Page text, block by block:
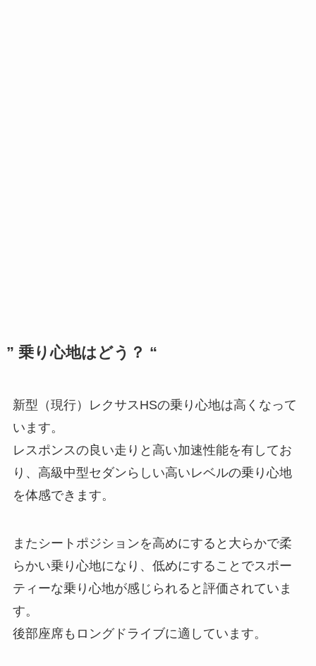
” 乗り心地はどう？ “
新型（現行）レクサスHSの乗り心地は高くなって
います。
レスポンスの良い走りと高い加速性能を有してお
り、高級中型セダンらしい高いレベルの乗り心地
を体感できます。
またシートポジションを高めにすると大らかで柔
らかい乗り心地になり、低めにすることでスポー
ティーな乗り心地が感じられると評価されていま
す。
後部座席もロングドライブに適しています。